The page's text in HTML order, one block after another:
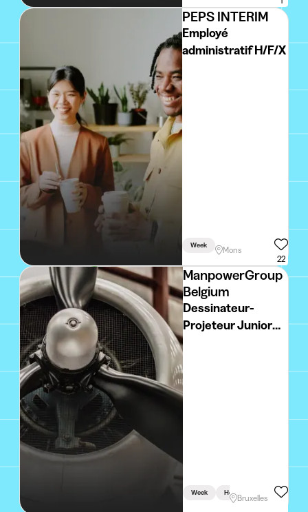
PEPS INTERIM
Employé
administratif H/F/X
Week
Mons
22
ManpowerGroup
Belgium
Dessinateur-
Projeteur Junior
Haute Tension
Week Holidays
Bruxelles